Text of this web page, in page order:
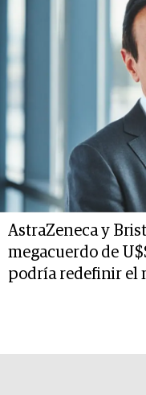
AstraZeneca y
megacuerdo de
podría redefinir el